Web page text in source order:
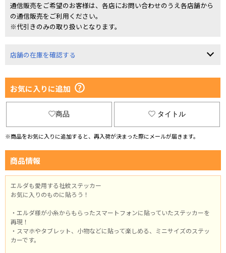
通信販売をご希望のお客様は、各店にお問い合わせのうえ各店舗から
の通信販売をご利用ください。
※代引きのみの取り扱いとなります。
店舗の在庫を確認する
お気に入りに追加
商品 タイトル
※商品をお気に入りに追加すると、再入荷が決まった際にメールが届きます。
商品情報
エルダも愛用する社紋ステッカー
お気に入りのものに貼ろう！
・エルダ様が小糸からもらったスマートフォンに貼っていたステッカーを
再現！
・スマホやタブレット、小物などに貼って楽しめる、ミニサイズのステッ
カーです。